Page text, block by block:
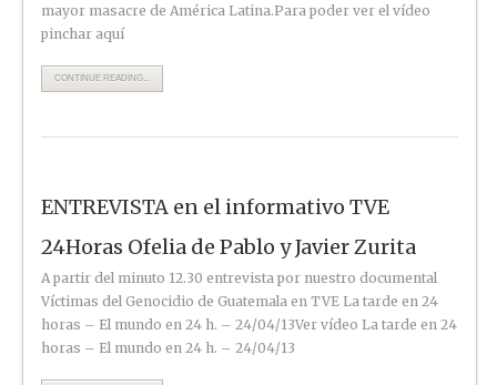
mayor masacre de América Latina.Para poder ver el vídeo
pinchar aquí
CONTINUE READING...
ENTREVISTA en el informativo TVE
24Horas Ofelia de Pablo y Javier Zurita
A partir del minuto 12.30 entrevista por nuestro documental
Víctimas del Genocidio de Guatemala en TVE La tarde en 24
horas – El mundo en 24 h. – 24/04/13Ver vídeo La tarde en 24
horas – El mundo en 24 h. – 24/04/13